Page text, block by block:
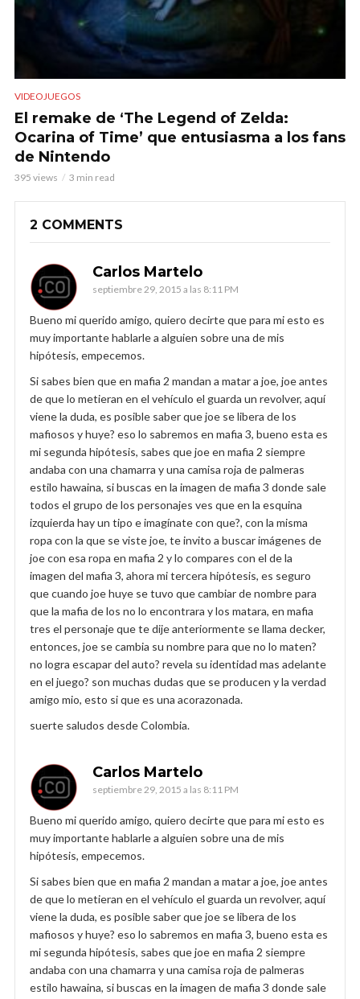
VIDEOJUEGOS
El remake de ‘The Legend of Zelda:
Ocarina of Time’ que entusiasma a los fans
de Nintendo
395 views 3 min read
2 COMMENTS
Carlos Martelo
septiembre 29, 2015 a las 8:11 PM
Bueno mi querido amigo, quiero decirte que para mi esto es
muy importante hablarle a alguien sobre una de mis
hipótesis, empecemos.
Si sabes bien que en mafia 2 mandan a matar a joe, joe antes
de que lo metieran en el vehículo el guarda un revolver, aquí
viene la duda, es posible saber que joe se libera de los
mafiosos y huye? eso lo sabremos en mafia 3, bueno esta es
mi segunda hipótesis, sabes que joe en mafia 2 siempre
andaba con una chamarra y una camisa roja de palmeras
estilo hawaina, si buscas en la imagen de mafia 3 donde sale
todos el grupo de los personajes ves que en la esquina
izquierda hay un tipo e imagínate con que?, con la misma
ropa con la que se viste joe, te invito a buscar imágenes de
joe con esa ropa en mafia 2 y lo compares con el de la
imagen del mafia 3, ahora mi tercera hipótesis, es seguro
que cuando joe huye se tuvo que cambiar de nombre para
que la mafia de los no lo encontrara y los matara, en mafia
tres el personaje que te dije anteriormente se llama decker,
entonces, joe se cambia su nombre para que no lo maten?
no logra escapar del auto? revela su identidad mas adelante
en el juego? son muchas dudas que se producen y la verdad
amigo mio, esto si que es una acorazonada.
suerte saludos desde Colombia.
Carlos Martelo
septiembre 29, 2015 a las 8:11 PM
Bueno mi querido amigo, quiero decirte que para mi esto es
muy importante hablarle a alguien sobre una de mis
hipótesis, empecemos.
Si sabes bien que en mafia 2 mandan a matar a joe, joe antes
de que lo metieran en el vehículo el guarda un revolver, aquí
viene la duda, es posible saber que joe se libera de los
mafiosos y huye? eso lo sabremos en mafia 3, bueno esta es
mi segunda hipótesis, sabes que joe en mafia 2 siempre
andaba con una chamarra y una camisa roja de palmeras
estilo hawaina, si buscas en la imagen de mafia 3 donde sale